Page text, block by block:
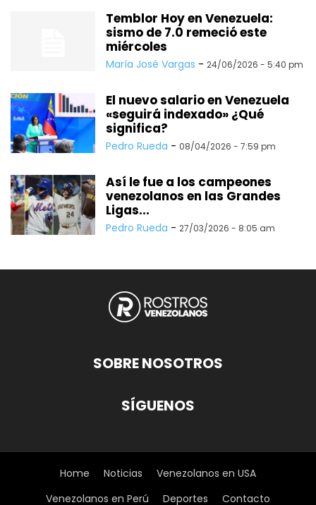
Temblor Hoy en Venezuela:
sismo de 7.0 remeció este
miércoles
María José Vargas - 24/06/2026 - 5:40 pm
El nuevo salario en Venezuela
«seguirá indexado» ¿Qué
significa?
Pedro Rueda - 08/04/2026 - 7:59 pm
Así le fue a los campeones
venezolanos en las Grandes
Ligas...
Pedro Rueda - 27/03/2026 - 8:05 am
SOBRE NOSOTROS
SÍGUENOS
Home Noticias
Venezolanos en USA
Venezolanos en Perú
Deportes Contacto